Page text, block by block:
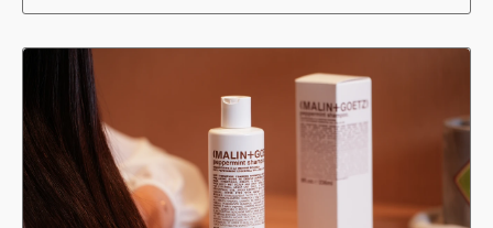
能聞到相當鮮明的天竺葵香氣，揉搓起泡後，薰
次十分豐富，洗髮過程彷彿置身森林之中，像是
在進行一場「森林浴」，深呼吸時滿是植物清新
的氣息，讓人不自覺放慢步調，洗完頭髮也不會
乾澀，更多了一些光澤感。